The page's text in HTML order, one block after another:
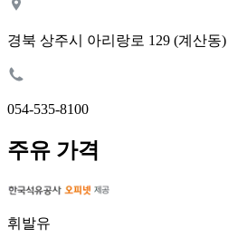
경북 상주시 아리랑로 129 (계산동)
054-535-8100
주유 가격
휘발유